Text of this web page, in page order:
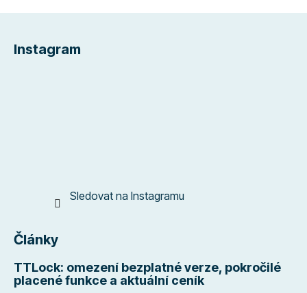
Instagram
Sledovat na Instagramu
Články
TTLock: omezení bezplatné verze, pokročilé
placené funkce a aktuální ceník